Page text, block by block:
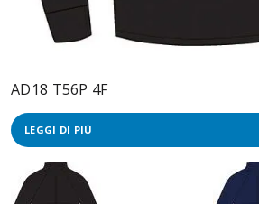
AD18 T56P 4F
LEGGI DI PIÙ